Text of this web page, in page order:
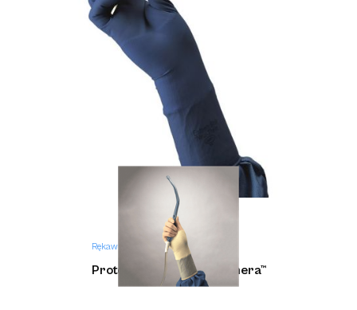
Rękawice medyczne
Protexis™ PI Blue z Neu-Thera™